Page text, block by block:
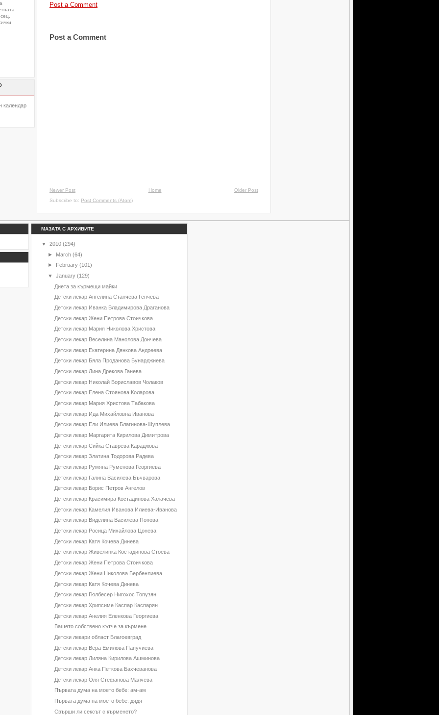
календар
Post a Comment
Post a Comment
Newer Post Older Post
Home
Subscribe to: Post Comments (Atom)
МАЗАТА С АРХИВИТЕ
▼ 2010 (294)
► March (64)
►
February (101)
▼ January (129)
Диета за кърмещи майки
Детски лекар Ангелина Станчева Генчева
Детски лекар Иванка Владимирова Драганова
Детски лекар Жени Петрова Стоичкова
Детски лекар Мария Николова Христова
Детски лекар Веселина Манолова Дончева
Детски лекар Екатерина Дянкова Андреева
Детски лекар Бяла Проданова Бунарджиева
Детски лекар Лина Дрекова Ганева
Детски лекар Николай Бориславов Чолаков
Детски лекар Елена Стоянова Коларова
Детски лекар Мария Христова Табакова
Детски лекар Ида Михайловна Иванова
Детски лекар Ели Илиева Благинова-Шуплева
Детски лекар Маргарита Кирилова Димитрова
Детски лекар Сийка Ставрева Караджова
Детски лекар Златина Тодорова Радева
Детски лекар Румяна Руменова Георгиева
Детски лекар Галина Василева Бъчварова
Детски лекар Борис Петров Ангелов
Детски лекар Красимира Костадинова Халачева
Детски лекар Камелия Иванова Илиева-Иванова
Детски лекар Виделина Василева Попова
Детски лекар Росица Михайлова Цонева
Детски лекар Катя Кочева Динева
Детски лекар Живелинка Костадинова Стоева
Детски лекар Жени Петрова Стоичкова
Детски лекар Жени Николова Бербенлиева
Детски лекар Катя Кочева Динева
Детски лекар Гюлбесер Нигохос Топузян
Детски лекар Хрипсиме Каспар Каспарян
Детски лекар Анелия Еленкова Георгиева
Вашето собствено кътче за кърмене
Детски лекари област Благоевград
Детски лекар Вера Емилова Папучиева
Детски лекар Лиляна Кирилова Ашминова
Детски лекар Анка Петкова Бахчеванова
Детски лекар Оля Стефанова Малчева
Първата дума на моето бебе: ам-ам
Първата дума на моето бебе: дядя
Свърши ли сексът с кърменето?